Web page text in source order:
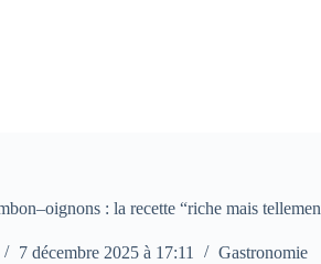
: la recette “riche mais
7 décembre 2025 à 17:11 Gastronomie